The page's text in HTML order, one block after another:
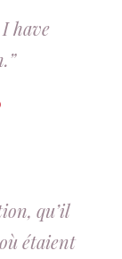
have
qu’il
étaient